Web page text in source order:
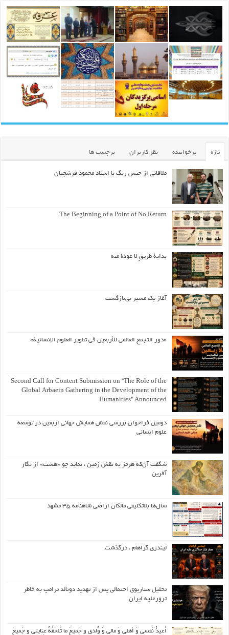
تازه پرخواننده نظر کاربران برچسب ها
ملاقاتی از جنس رنگ با استاد محمود فرشچیان
The Beginning of a Point of No Return
بداية طريقٍ لا عودة منه
آغاز یک مسیر بی‌بازگشت
«دور التجمع العالمي للأربعين في تطوير العلوم الإنسانية».
Second Call for Content Submission on “The Role of the
Global Arbaein Gathering in the Development of the
Humanities” Announced
دومین فراخوان بررسی نقش همایش جهانی اربعین در توسعه
علوم انسانی
شگفت آن‌که هرمز به نقش زمین ، نماید چو «هشت» از نگار
آفرین
سال‌ها بلاتکلیفی مالکان اراضی شاهنامه ۳۵ مشهد
لیندزی گراهام ، درگذشت
تحلیل سناریوی احتمالی پس از تهدید دونالد ترامپ به خاطر
ترورعلیه ایران
اُعیذُ نَفسی وَ أهلی وَ مالی وَ وُلدی و جَمیعَ ما تَلحَقُهُ عِنایتی و جَمیعَ